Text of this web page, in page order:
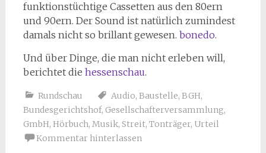
funktionstüchtige Cassetten aus den 80ern
und 90ern. Der Sound ist natürlich zumindest
damals nicht so brillant gewesen. bonedo.
Und über Dinge, die man nicht erleben will,
berichtet die hessenschau.
Rundschau Audio, Baustelle, BGH,
Bundesgerichtshof, Gesellschafterversammlung,
GmbH, Hörbuch, Musik, Streit, Tonträger, Urteil
Kommentar hinterlassen